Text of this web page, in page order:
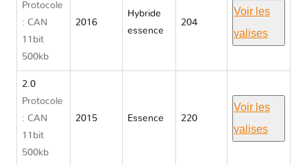
Protocole
: CAN
11bit
500kb
2016
Hybride
essence
204
Voir les
valises
2.0
Protocole
: CAN
11bit
500kb
2015 Essence 220
Voir les
valises